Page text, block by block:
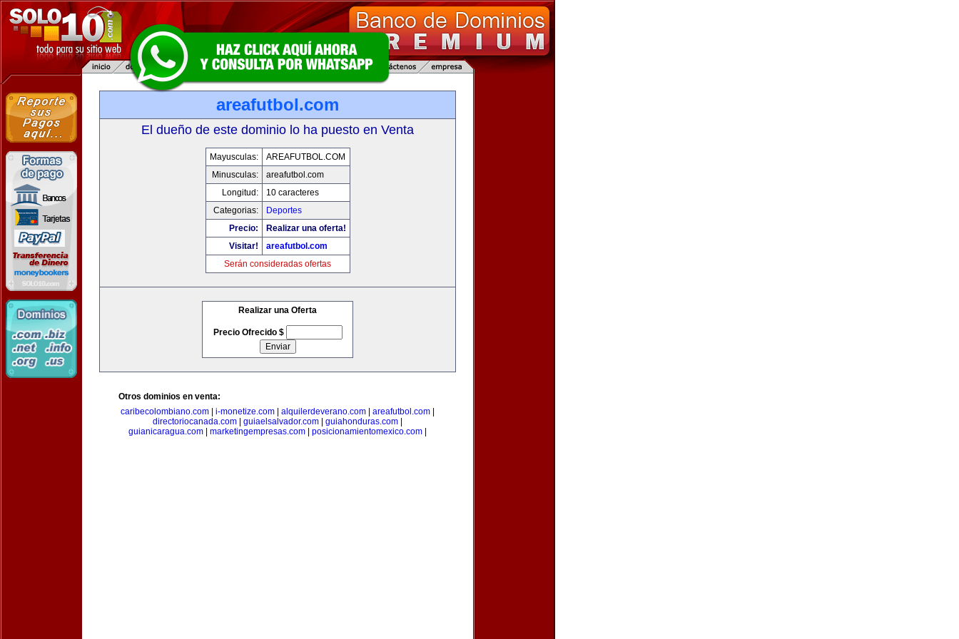
areafutbol.com
El dueño de este dominio lo ha puesto en Venta
Mayusculas:
AREAFUTBOL.COM
Minusculas:
areafutbol.com
Longitud:
10 caracteres
Categorias:
Deportes
Precio:
Realizar una oferta!
Visitar!
areafutbol.com
Serán consideradas ofertas
Realizar una Oferta
Precio Ofrecido $
Otros dominios en venta:
caribecolombiano.com
i-monetize.com alquilerdeverano.com areafutbol.com
directoriocanada.com
guiaelsalvador.com guiahonduras.com
guianicaragua.com
marketingempresas.com posicionamientomexico.com